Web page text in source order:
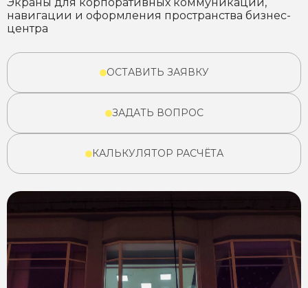
навигации и оформления пространства бизнес-
центра
ОСТАВИТЬ ЗАЯВКУ
ЗАДАТЬ ВОПРОС
КАЛЬКУЛЯТОР РАСЧЁТА